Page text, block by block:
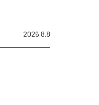
2026.8.8